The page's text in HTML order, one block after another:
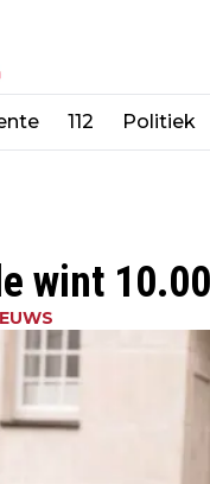
112 Politiek
wint